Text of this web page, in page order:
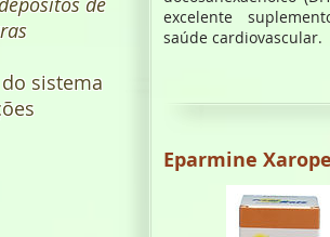
excelente
saúde cardiovascular.
Eparmine Xarope
sistema